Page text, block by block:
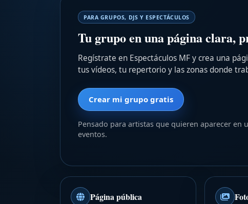
PARA GRUPOS, DJS Y ESPECTÁCULOS
Tu grupo en una página clara,
Regístrate en Espectáculos MF y crea una
tus vídeos, tu repertorio y las zonas donde
Crear mi grupo gratis
Pensado para artistas que quieren aparecer en
eventos.
Página pública